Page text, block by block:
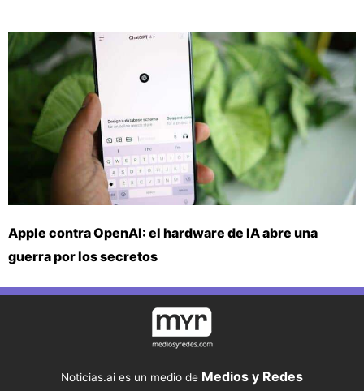
Apple contra OpenAI: el hardware de IA abre una
guerra por los secretos
Noticias.ai es un medio de Medios y Redes